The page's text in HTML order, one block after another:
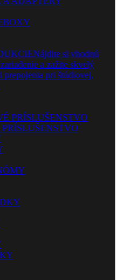
Nájdite si vhodnú
a zažite skvelý
prepojenia pri štúdiovej,
PRÍSLUŠENSTVO